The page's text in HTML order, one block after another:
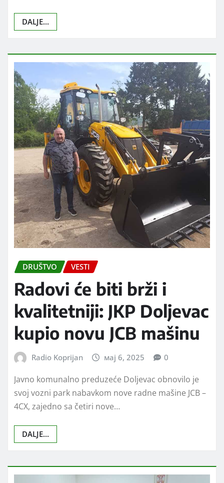
DALJE...
DRUŠTVO VESTI
Radovi će biti brži i
kvalitetniji: JKP Doljevac
kupio novu JCB mašinu
Radio Koprijan мај 6, 2025 0
Javno komunalno preduzeće Doljevac obnovilo je
svoj vozni park nabavkom nove radne mašine JCB –
4CX, zajedno sa četiri nove…
DALJE...